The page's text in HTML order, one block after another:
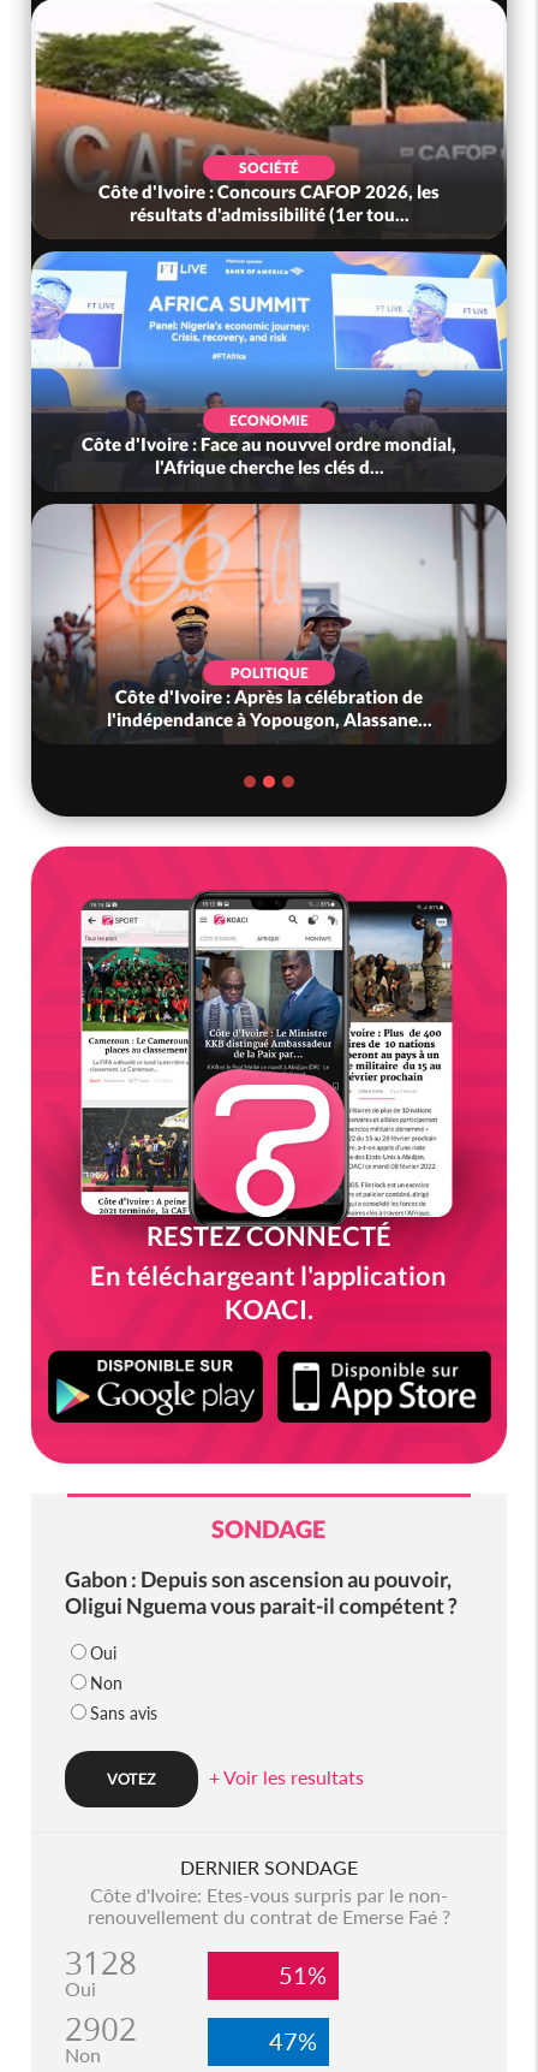
SOCIÉTÉ
Côte d'Ivoire : Concours CAFOP 2026, les
résultats d'admissibilité (1er tou...
ECONOMIE
Côte d'Ivoire : Face au nouvvel ordre mondial,
l'Afrique cherche les clés d...
POLITIQUE
Côte d'Ivoire : Après la célébration de
l'indépendance à Yopougon, Alassane...
RESTEZ CONNECTÉ
En téléchargeant l'application
KOACI.
SONDAGE
Gabon : Depuis son ascension au pouvoir,
Oligui Nguema vous parait-il compétent ?
Oui
Non
Sans avis
+ Voir les resultats
DERNIER SONDAGE
Côte d'Ivoire: Etes-vous surpris par le non-
renouvellement du contrat de Emerse Faé ?
3128
Oui 51%
2902
Non 47%